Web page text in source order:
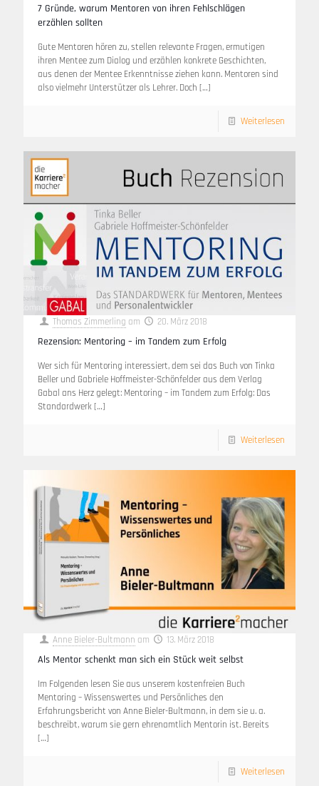
7 Gründe, warum Mentoren von ihren Fehlschlägen
erzählen sollten
Gute Mentoren hören zu, stellen relevante Fragen, ermutigen
ihren Mentee zum Dialog und erzählen konkrete Geschichten,
aus denen der Mentee Erkenntnisse ziehen kann. Mentoren sind
also vielmehr Unterstützer als Lehrer. Doch […]
Weiterlesen
Thomas Zimmerling am 20. März 2018
Rezension: Mentoring – im Tandem zum Erfolg
Wer sich für Mentoring interessiert, dem sei das Buch von Tinka
Beller und Gabriele Hoffmeister-Schönfelder aus dem Verlag
Gabal ans Herz gelegt: Mentoring – im Tandem zum Erfolg: Das
Standardwerk[…]
Weiterlesen
Anne Bieler-Bultmann am 13. März 2018
Als Mentor schenkt man sich ein Stück weit selbst
Im Folgenden lesen Sie aus unserem kostenfreien Buch
Mentoring – Wissenswertes und Persönliches den
Erfahrungsbericht von Anne Bieler-Bultmann, in dem sie u. a.
beschreibt, warum sie gern ehrenamtlich Mentorin ist. Bereits
[…]
Weiterlesen